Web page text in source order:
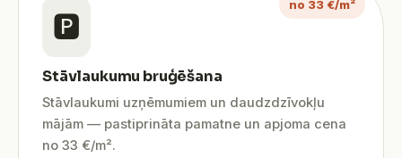
no 33 €/m²
🅿️
Stāvlaukumu bruģēšana
Stāvlaukumi uzņēmumiem un daudzdzīvokļu
mājām — pastiprināta pamatne un apjoma cena
no 33 €/m².